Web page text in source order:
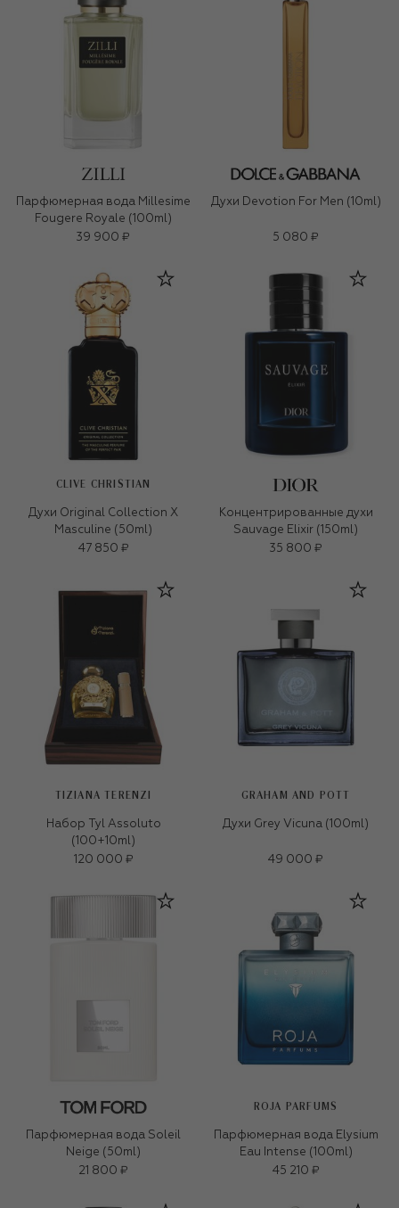
Парфюмерная вода Millesime
Fougere Royale (100ml)
39 900 ₽
Духи Devotion For Men (10ml)
5 080 ₽
CLIVE CHRISTIAN
Духи Original Collection X
Masculine (50ml)
47 850 ₽
Концентрированные духи
Sauvage Elixir (150ml)
35 800 ₽
TIZIANA TERENZI
Набор Tyl Assoluto
(100+10ml)
120 000 ₽
GRAHAM AND POTT
Духи Grey Vicuna (100ml)
49 000 ₽
Парфюмерная вода Soleil
Neige (50ml)
21 800 ₽
ROJA PARFUMS
Парфюмерная вода Elysium
Eau Intense (100ml)
45 210 ₽